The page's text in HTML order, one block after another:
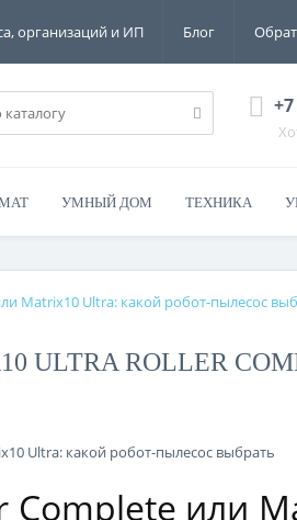
организаций и ИП Блог
УМНЫЙ ДОМ ТЕХНИКА
Matrix10 Ultra: какой робот-пылесос
ULTRA ROLLER
Complete или